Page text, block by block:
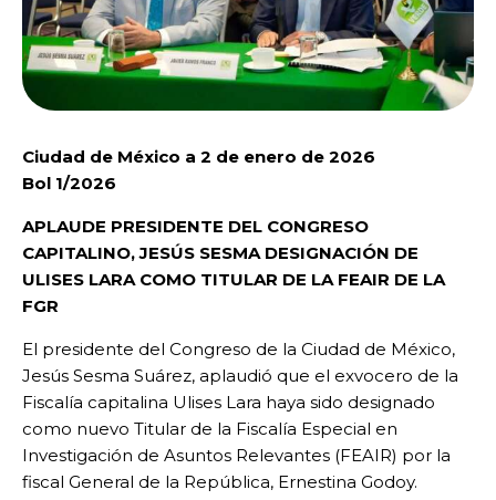
Ciudad de México a 2 de enero de 2026
Bol 1/2026
APLAUDE PRESIDENTE DEL CONGRESO
CAPITALINO, JESÚS SESMA DESIGNACIÓN DE
ULISES LARA COMO TITULAR DE LA FEAIR DE LA
FGR
El presidente del Congreso de la Ciudad de México,
Jesús Sesma Suárez, aplaudió que el exvocero de la
Fiscalía capitalina Ulises Lara haya sido designado
como nuevo Titular de la Fiscalía Especial en
Investigación de Asuntos Relevantes (FEAIR) por la
fiscal General de la República, Ernestina Godoy.